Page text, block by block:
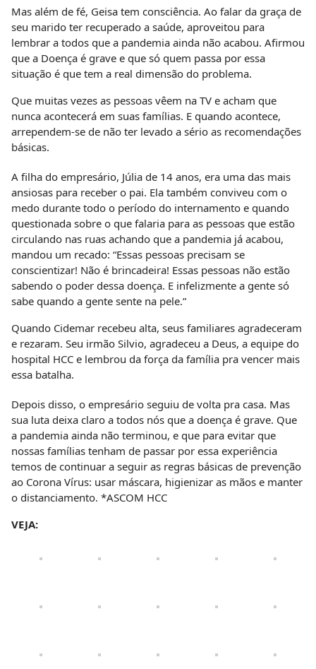
Mas além de fé, Geisa tem consciência. Ao falar da graça de
seu marido ter recuperado a saúde, aproveitou para
lembrar a todos que a pandemia ainda não acabou. Afirmou
que a Doença é grave e que só quem passa por essa
situação é que tem a real dimensão do problema.
Que muitas vezes as pessoas vêem na TV e acham que
nunca acontecerá em suas famílias. E quando acontece,
arrependem-se de não ter levado a sério as recomendações
básicas.
A filha do empresário, Júlia de 14 anos, era uma das mais
ansiosas para receber o pai. Ela também conviveu com o
medo durante todo o período do internamento e quando
questionada sobre o que falaria para as pessoas que estão
circulando nas ruas achando que a pandemia já acabou,
mandou um recado: “Essas pessoas precisam se
conscientizar! Não é brincadeira! Essas pessoas não estão
sabendo o poder dessa doença. E infelizmente a gente só
sabe quando a gente sente na pele.”
Quando Cidemar recebeu alta, seus familiares agradeceram
e rezaram. Seu irmão Silvio, agradeceu a Deus, a equipe do
hospital HCC e lembrou da força da família pra vencer mais
essa batalha.
Depois disso, o empresário seguiu de volta pra casa. Mas
sua luta deixa claro a todos nós que a doença é grave. Que
a pandemia ainda não terminou, e que para evitar que
nossas famílias tenham de passar por essa experiência
temos de continuar a seguir as regras básicas de prevenção
ao Corona Vírus: usar máscara, higienizar as mãos e manter
o distanciamento. *ASCOM HCC
VEJA: